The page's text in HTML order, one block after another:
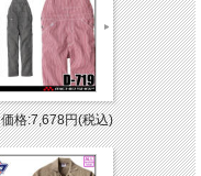
価格:7,678円(税込)